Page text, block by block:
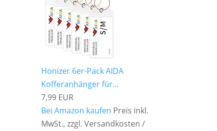
Honizer 6er-Pack AIDA
Kofferanhänger für...
7,99 EUR
Bei Amazon kaufen Preis inkl.
MwSt., zzgl. Versandkosten /